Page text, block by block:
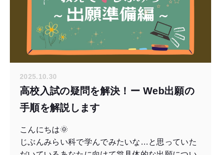
2025.10.30
高校入試の疑問を解決！ー Web出願の
手順を解説します
こんにちは🌞
じぶんみらい科で学んでみたいな…と思っていた